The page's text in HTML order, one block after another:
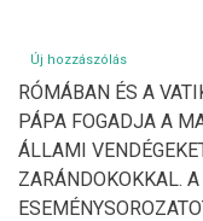
Új hozzászólás
RÓMÁBAN ÉS A
PÁPA FOGADJA A
ÁLLAMI
ZARÁNDOKOKKAL.